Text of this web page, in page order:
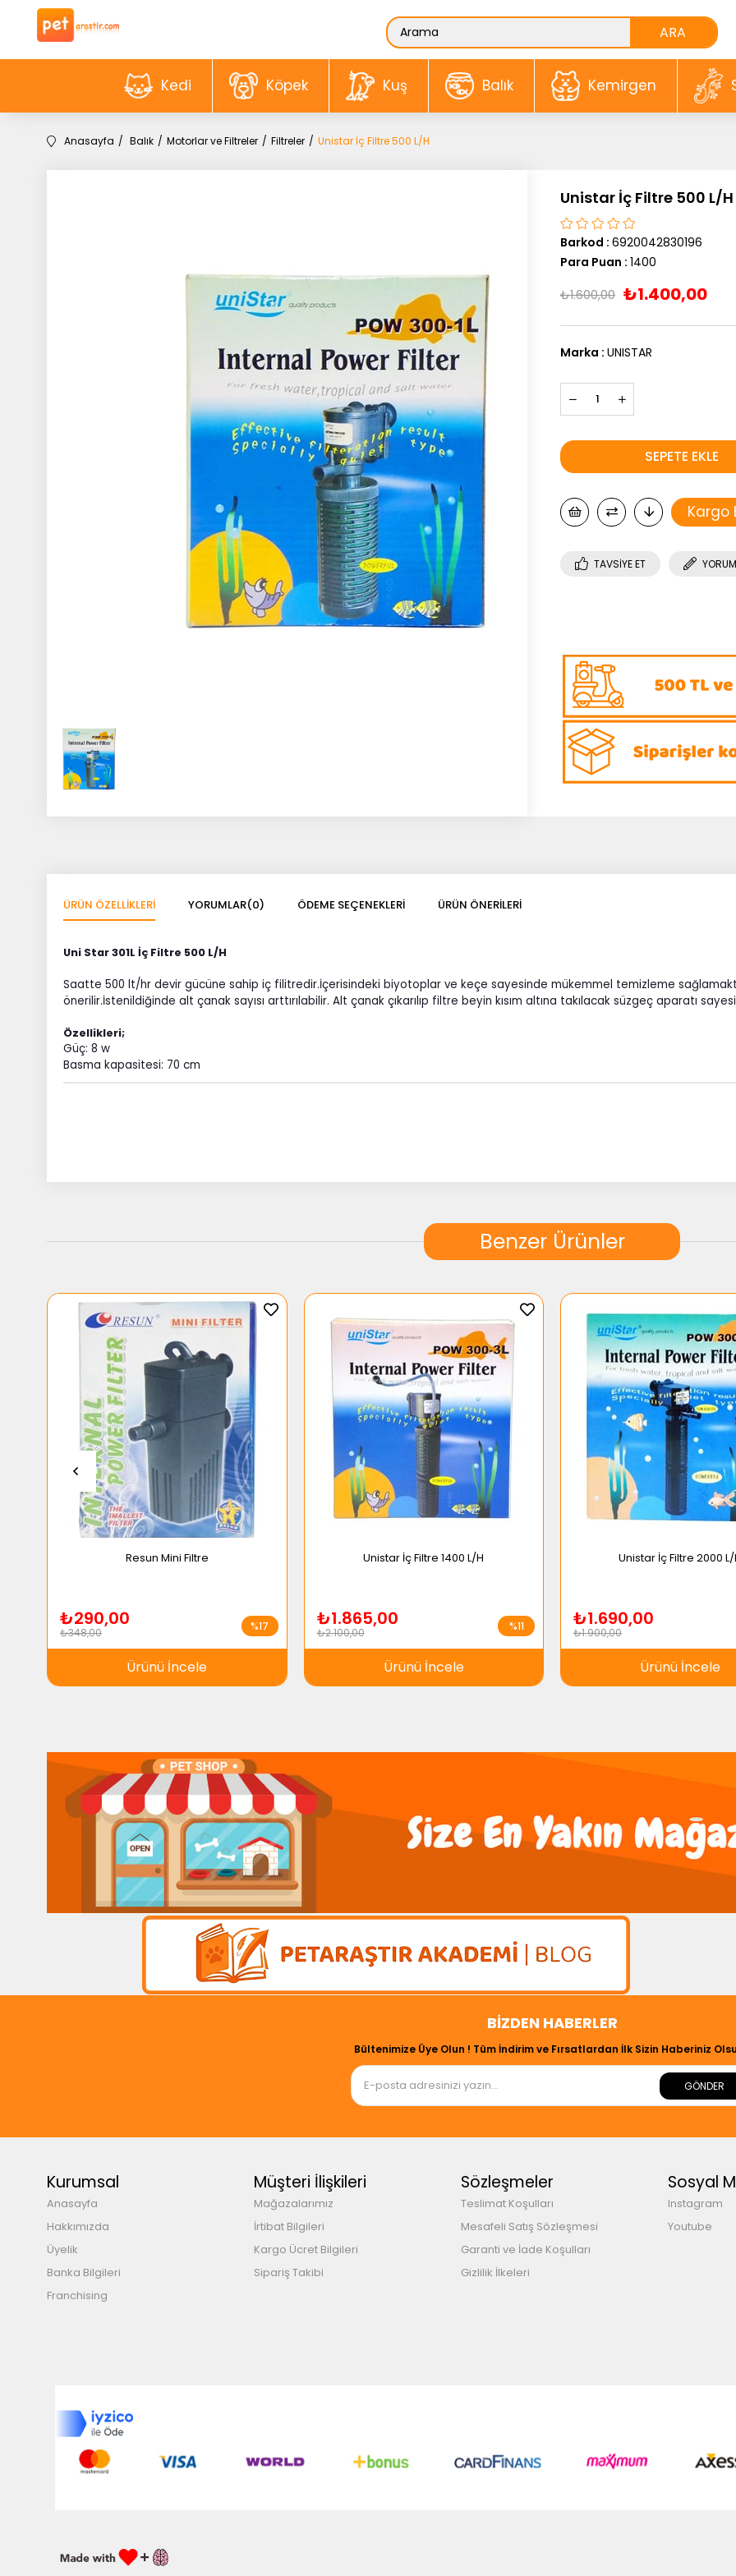
Kedi Köpek Kuş Balık Kemirgen
Anasayfa Balık Motorlar ve Filtreler Filtreler Unistar İç Filtre 500 L/H
Unistar İç Filtre 500 L/H
Barkod : 6920042830196
Para Puan : 1400
₺1.600,00 ₺1.400,00
Marka : UNISTAR
Kargo
TAVSIYE ET
ÜRÜN ÖZELLIKLERI YORUMLAR(0) ÖDEME SEÇENEKLERI ÜRÜN ÖNERILERI
Uni Star 301L İç Filtre 500 L/H
Saatte 500 lt/hr devir gücüne sahip iç filitredir.İçerisindeki biyotoplar ve keçe sayesinde mükemmel temizleme
önerilir.İstenildiğinde alt çanak sayısı arttırılabilir. Alt çanak çıkarılıp filtre beyin kısım altına takılacak süzgeç aparatı
Özellikleri;
Güç: 8 w
Basma kapasitesi: 70 cm
Benzer Ürünler
Resun Mini Filtre
₺290,00
₺348,00
Ürünü İncele
%17
Unistar İç Filtre 1400 L/H
₺1.865,00
₺2.100,00
Ürünü İncele
%11
Unistar İç Filtre 2000 L/
₺1.690,00
₺1.900,00
Ürünü İncele
BIZDEN HABERLER
Bültenimize Üye Olun ! Tüm İndirim ve Fırsatlardan İlk Sizin Haberiniz
GÖNDER
Kurumsal
Anasayfa
Hakkımızda
Üyelik
Banka Bilgileri
Franchising
Müşteri İlişkileri
Mağazalarımız
İrtibat Bilgileri
Kargo Ücret Bilgileri
Sipariş Takibi
Sözleşmeler
Teslimat Koşulları
Mesafeli Satış Sözleşmesi
Garanti ve İade Koşulları
Gizlilik İlkeleri
Sosyal
Instagram
Youtube